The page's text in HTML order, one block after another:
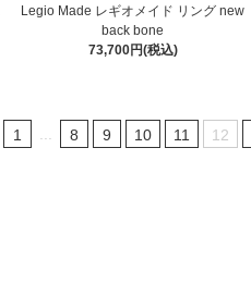
Legio Made レギオメイド リング new
back bone
73,700円(税込)
1 8 9 10 11 12